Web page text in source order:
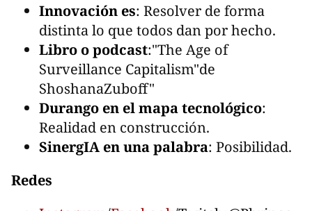
Innovación es: Resolver de forma
distinta lo que todos dan por hecho.
Libro o podcast:"The Age of
Surveillance Capitalism"de
ShoshanaZuboff"
Durango en el mapa tecnológico:
Realidad en construcción.
SinergIA en una palabra: Posibilidad.
Redes